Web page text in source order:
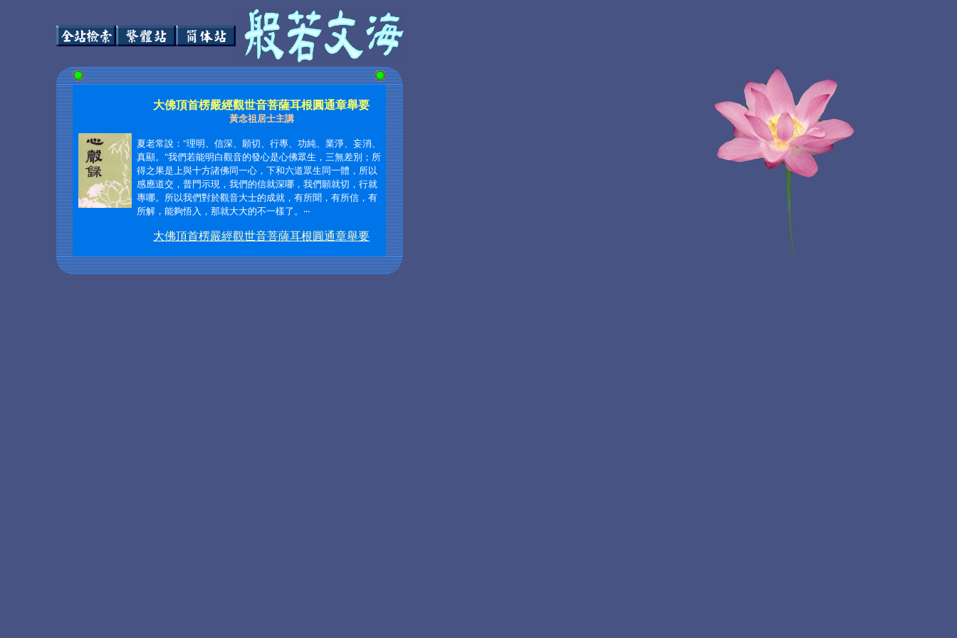
大佛頂首楞嚴經觀世音菩薩耳根圓通章舉要
黃念祖居士主講
夏老常說："理明、信深、願切、行專、功純、業淨、妄消、
真顯。"我們若能明白觀音的發心是心佛眾生，三無差別；所
得之果是上與十方諸佛同一心，下和六道眾生同一體，所以
感應道交，普門示現，我們的信就深哪，我們願就切，行就
專哪。所以我們對於觀音大士的成就，有所聞，有所信，有
所解，能夠悟入，那就大大的不一樣了。‧‧‧
大佛頂首楞嚴經觀世音菩薩耳根圓通章舉要